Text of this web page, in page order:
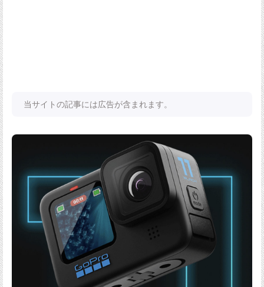
当サイトの記事には広告が含まれます。